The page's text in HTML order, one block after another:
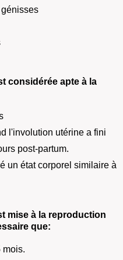
considérée apte à la
l'involution utérine a fini
post-partum.
un état corporel similaire à
mise à la reproduction
que:
mois.